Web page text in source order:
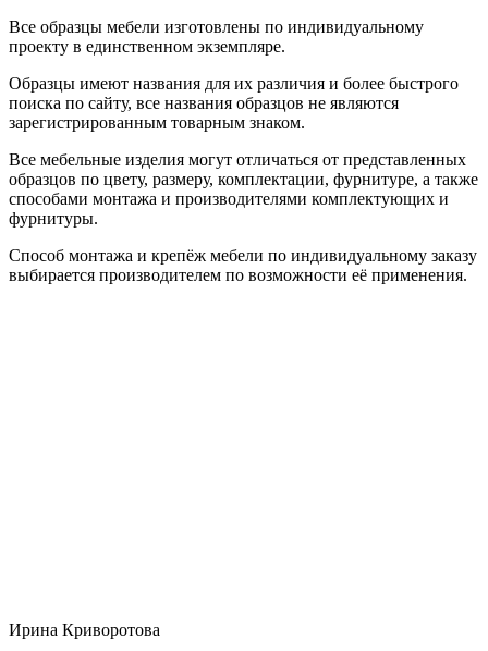
Все образцы мебели изготовлены по индивидуальному
проекту в единственном экземпляре.
Образцы имеют названия для их различия и более быстрого
поиска по сайту, все названия образцов не являются
зарегистрированным товарным знаком.
Все мебельные изделия могут отличаться от представленных
образцов по цвету, размеру, комплектации, фурнитуре, а также
способами монтажа и производителями комплектующих и
фурнитуры.
Способ монтажа и крепёж мебели по индивидуальному заказу
выбирается производителем по возможности её применения.
Ирина Криворотова